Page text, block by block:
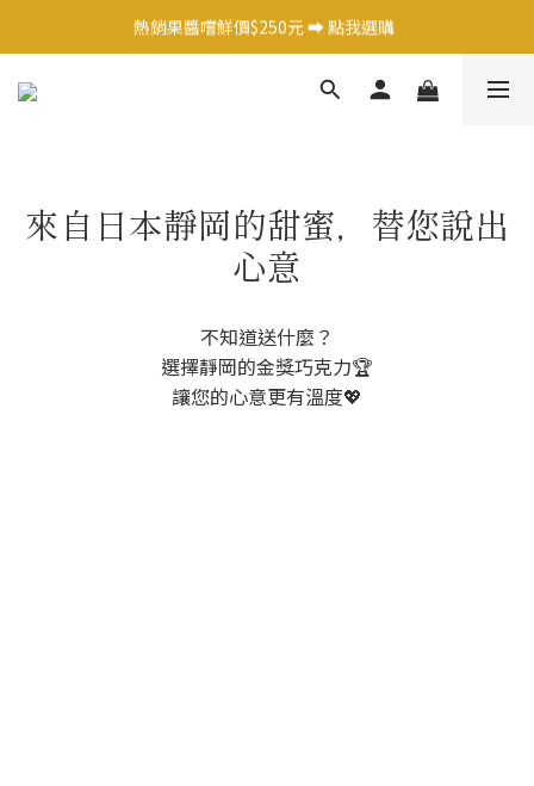
日式調味料任選1件 9 折 ➡️ 點我選購
熱銷果醬嚐鮮價$250元 ➡️ 點我選購
日式調味料任選1件 9 折 ➡️ 點我選購
來自日本靜岡的甜蜜，替您說出
心意
不知道送什麼？
選擇靜岡的金獎巧克力🏆
讓您的心意更有溫度💖